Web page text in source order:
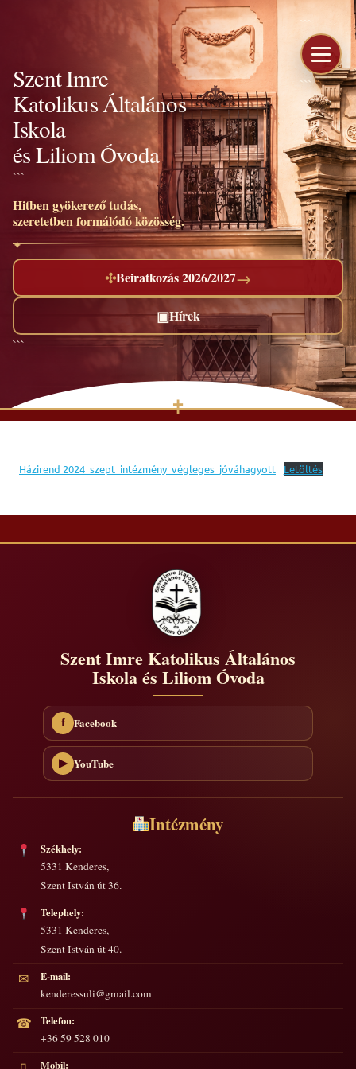
```
```
Szent Imre
Katolikus Általános
Iskola
és Liliom Óvoda
```
Hitben gyökerező tudás,
szeretetben formálódó közösség.
✣Beiratkozás 2026/2027→
▣Hírek
```
✝
contentHázirend 2024_szept_intézmény_végleges_jóváhagyott Letöltés
Szent Imre Katolikus Általános
Iskola és Liliom Óvoda
f Facebook
▶ YouTube
Intézmény
Székhely:
5331 Kenderes,
Szent István út 36.
Telephely:
5331 Kenderes,
Szent István út 40.
✉
E-mail:
kenderessuli@gmail.com
☎
Telefon:
+36 59 528 010
Mobil: